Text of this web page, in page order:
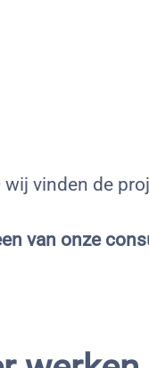
vinden de
van onze